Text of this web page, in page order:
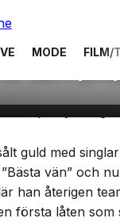
MODE FILM/
Sam-E på
guld med
vän” och
han återigen
första låten